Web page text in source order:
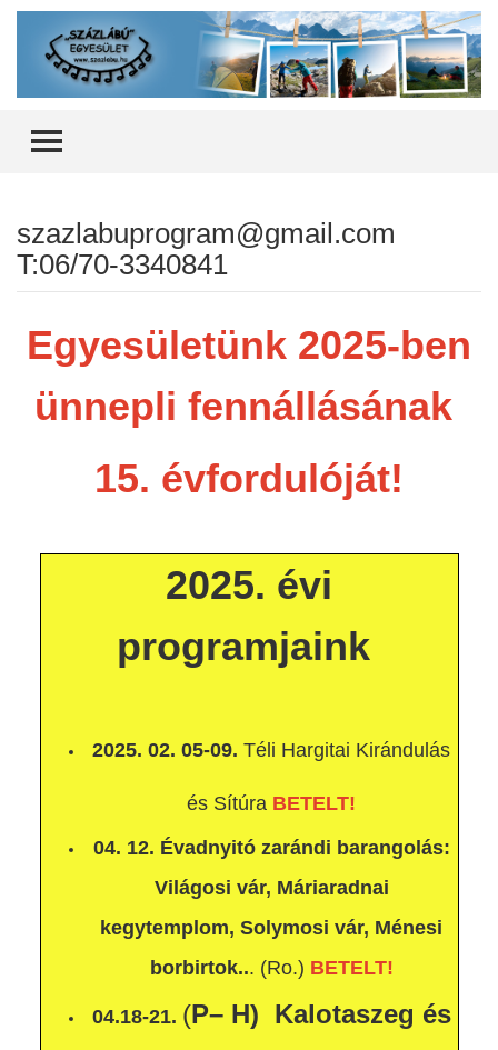
TOGGLE MENU
szazlabuprogram@gmail.com
T:06/70-3340841
Egyesületünk 2025-ben
ünnepli fennállásának
15. évfordulóját!
2025. évi
programjaink
2025. 02. 05-09. Téli Hargitai Kirándulás
és Sítúra BETELT!
04. 12. Évadnyitó zarándi barangolás:
Világosi vár, Máriaradnai
kegytemplom, Solymosi vár, Ménesi
borbirtok... (Ro.) BETELT!
04.18-21. (P– H) Kalotaszeg és